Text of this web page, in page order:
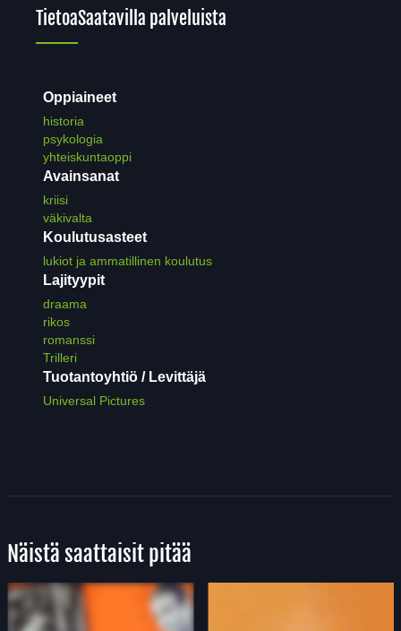
TietoaSaatavilla palveluista
Oppiaineet
historia
psykologia
yhteiskuntaoppi
Avainsanat
kriisi
väkivalta
Koulutusasteet
lukiot ja ammatillinen koulutus
Lajityypit
draama
rikos
romanssi
Trilleri
Tuotantoyhtiö / Levittäjä
Universal Pictures
Näistä saattaisit pitää